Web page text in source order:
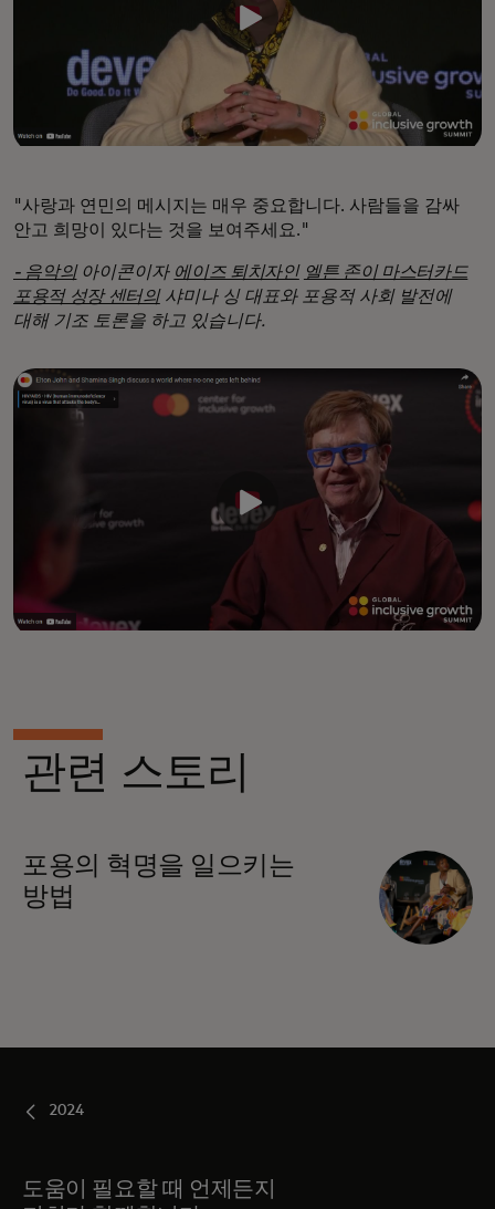
"사랑과 연민의 메시지는 매우 중요합니다. 사람들을 감싸
안고 희망이 있다는 것을 보여주세요."
- 음악의아이콘이자 에이즈 퇴치자인 엘튼 존이 마스터카드
포용적 성장 센터의샤미나 싱 대표와 포용적 사회 발전에
대해 기조 토론을 하고 있습니다.
관련 스토리
포용의 혁명을 일으키는
방법
2024
도움이 필요할 때 언제든지